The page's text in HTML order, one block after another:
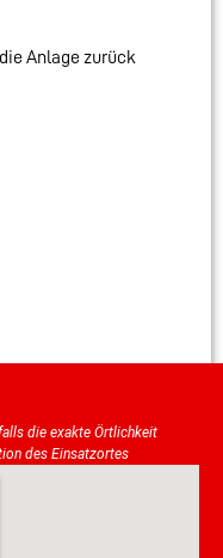
Anlage zurück
die exakte Örtlichkeit
des Einsatzortes